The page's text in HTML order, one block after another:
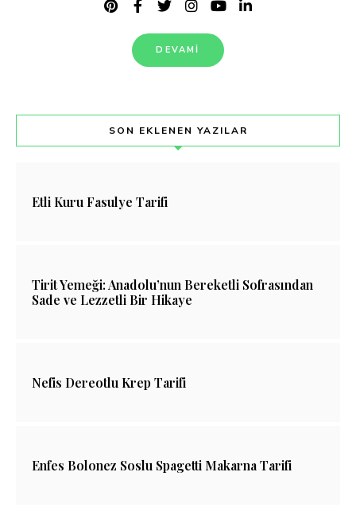
DEVAMI
SON EKLENEN YAZILAR
Etli Kuru Fasulye Tarifi
Tirit Yemeği: Anadolu’nun Bereketli Sofrasından
Sade ve Lezzetli Bir Hikaye
Nefis Dereotlu Krep Tarifi
Enfes Bolonez Soslu Spagetti Makarna Tarifi